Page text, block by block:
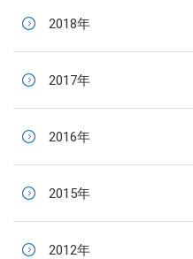
2018年
2017年
2016年
2015年
2012年